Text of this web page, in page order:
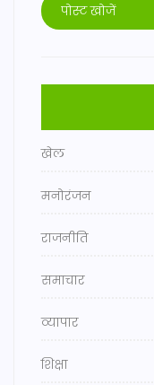
खेल
मनोरंजन
राजनीति
समाचार
व्यापार
शिक्षा